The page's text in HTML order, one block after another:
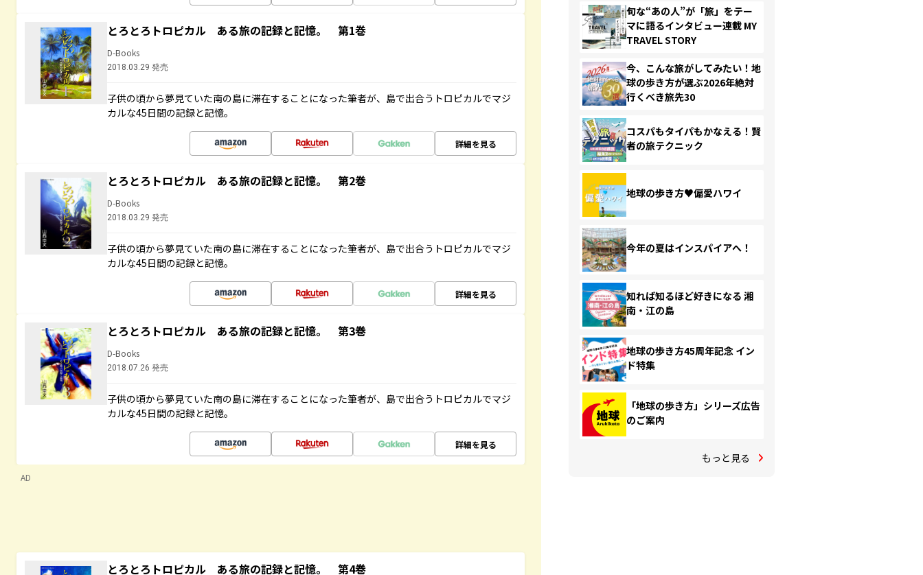
とろとろトロピカル ある旅の記録と記憶。 第1巻
D-Books
2018.03.29 発売
子供の頃から夢見ていた南の島に滞在することになった筆者が、島で出合うトロピカルでマジ
カルな45日間の記録と記憶。
詳細を見る
とろとろトロピカル ある旅の記録と記憶。 第2巻
D-Books
2018.03.29 発売
子供の頃から夢見ていた南の島に滞在することになった筆者が、島で出合うトロピカルでマジ
カルな45日間の記録と記憶。
詳細を見る
とろとろトロピカル ある旅の記録と記憶。 第3巻
D-Books
2018.07.26 発売
子供の頃から夢見ていた南の島に滞在することになった筆者が、島で出合うトロピカルでマジ
カルな45日間の記録と記憶。
詳細を見る
AD
とろとろトロピカル ある旅の記録と記憶。 第4巻
旬な“あの人”が「旅」をテー
マに語るインタビュー連載 MY
TRAVEL STORY
今、こんな旅がしてみたい！地
球の歩き方が選ぶ2026年絶対
行くべき旅先30
コスパもタイパもかなえる！賢
者の旅テクニック
地球の歩き方♥偏愛ハワイ
今年の夏はインスパイアへ！
知れば知るほど好きになる 湘
南・江の島
地球の歩き方45周年記念 イン
ド特集
「地球の歩き方」シリーズ広告
のご案内
もっと見る